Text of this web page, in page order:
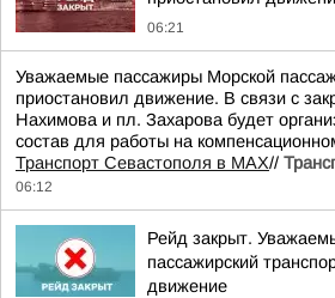
06:21
Уважаемые пассажиры Морской
приостановил движение. В связи с
Нахимова и пл. Захарова будет
состав для работы на
Транспорт Севастополя в MAX//
06:12
Рейд закрыт.
пассажирский
движение